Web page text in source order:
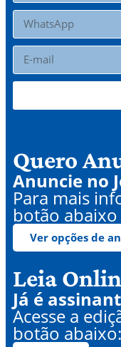
Quero
Anuncie no
Para mais
botão abaixo
Ver opções de
Leia
Já é
Acesse a
botão abaixo: